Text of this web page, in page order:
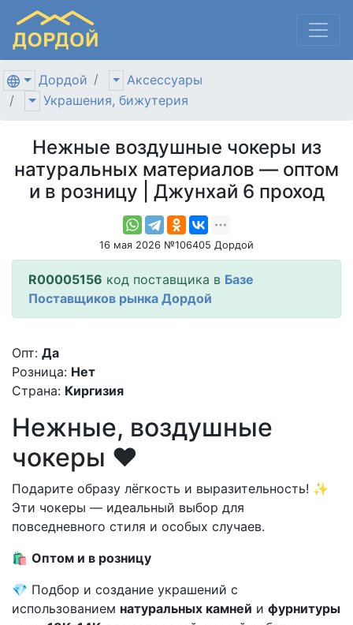
Дордой
Аксессуары
Украшения, бижутерия
Нежные воздушные чокеры из
натуральных материалов — оптом
и в розницу | Джунхай 6 проход
16 мая 2026 №106405 Дордой
R00005156 код поставщика в Базе
Поставщиков рынка Дордой
Опт: Да
Розница: Нет
Страна: Киргизия
Нежные, воздушные
чокеры ❤️
Подарите образу лёгкость и выразительность! ✨
Эти чокеры — идеальный выбор для
повседневного стиля и особых случаев.
🛍️ Оптом и в розницу
💎 Подбор и создание украшений с
использованием натуральных камней и фурнитуры